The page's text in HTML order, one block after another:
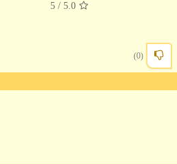
5.0
/ 5
(0)